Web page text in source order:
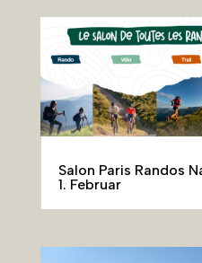
Salon Paris Randos
1. Februar